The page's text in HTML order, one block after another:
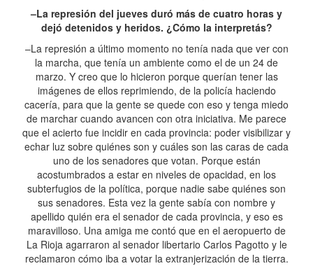
–La represión del jueves duró más de cuatro horas y
dejó detenidos y heridos. ¿Cómo la interpretás?
–La represión a último momento no tenía nada que ver con
la marcha, que tenía un ambiente como el de un 24 de
marzo. Y creo que lo hicieron porque querían tener las
imágenes de ellos reprimiendo, de la policía haciendo
cacería, para que la gente se quede con eso y tenga miedo
de marchar cuando avancen con otra iniciativa. Me parece
que el acierto fue incidir en cada provincia: poder visibilizar y
echar luz sobre quiénes son y cuáles son las caras de cada
uno de los senadores que votan. Porque están
acostumbrados a estar en niveles de opacidad, en los
subterfugios de la política, porque nadie sabe quiénes son
sus senadores. Esta vez la gente sabía con nombre y
apellido quién era el senador de cada provincia, y eso es
maravilloso. Una amiga me contó que en el aeropuerto de
La Rioja agarraron al senador libertario Carlos Pagotto y le
reclamaron cómo iba a votar la extranjerización de la tierra.